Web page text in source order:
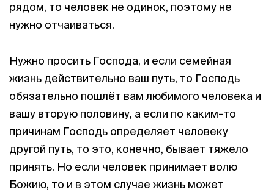
рядом, то человек не одинок, поэтому не
нужно отчаиваться.
Нужно просить Господа, и если семейная
жизнь действительно ваш путь, то Господь
обязательно пошлёт вам любимого человека и
вашу вторую половину, а если по каким-то
причинам Господь определяет человеку
другой путь, то это, конечно, бывает тяжело
принять. Но если человек принимает волю
Божию, то и в этом случае жизнь может